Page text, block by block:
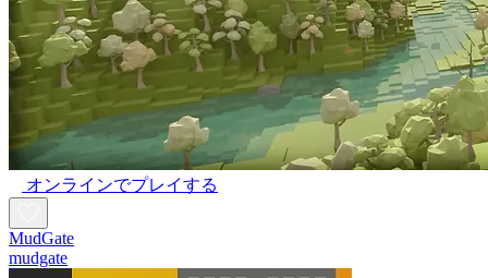
オンラインでプレイする
MudGate
mudgate